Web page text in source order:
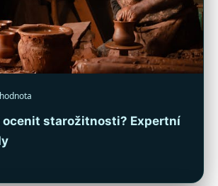
ocenit starožitnosti? Expertní